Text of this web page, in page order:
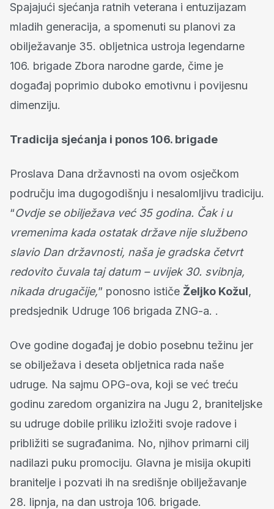
Spajajući sjećanja ratnih veterana i entuzijazam
mladih generacija, a spomenuti su planovi za
obilježavanje 35. obljetnica ustroja legendarne
106. brigade Zbora narodne garde, čime je
događaj poprimio duboko emotivnu i povijesnu
dimenziju.
Tradicija sjećanja i ponos 106. brigade
Proslava Dana državnosti na ovom osječkom
području ima dugogodišnju i nesalomljivu tradiciju.
“Ovdje se obilježava već 35 godina. Čak i u
vremenima kada ostatak države nije službeno
slavio Dan državnosti, naša je gradska četvrt
redovito čuvala taj datum – uvijek 30. svibnja,
nikada drugačije,” ponosno ističe Željko Kožul,
predsjednik Udruge 106 brigada ZNG-a. .
Ove godine događaj je dobio posebnu težinu jer
se obilježava i deseta obljetnica rada naše
udruge. Na sajmu OPG-ova, koji se već treću
godinu zaredom organizira na Jugu 2, braniteljske
su udruge dobile priliku izložiti svoje radove i
približiti se sugrađanima. No, njihov primarni cilj
nadilazi puku promociju. Glavna je misija okupiti
branitelje i pozvati ih na središnje obilježavanje
28. lipnja, na dan ustroja 106. brigade.